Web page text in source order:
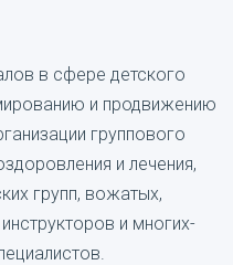
в сфере детского
и продвижению
группового
и лечения,
групп, вожатых,
и многих-